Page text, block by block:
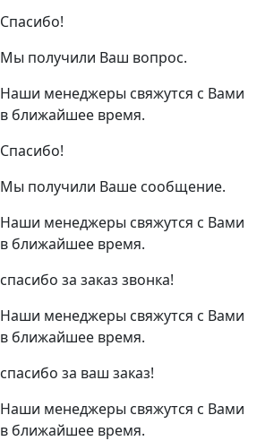
Спасибо!
Мы получили Ваш вопрос.
Наши менеджеры свяжутся с Вами
в ближайшее время.
Спасибо!
Мы получили Ваше сообщение.
Наши менеджеры свяжутся с Вами
в ближайшее время.
спасибо за заказ звонка!
Наши менеджеры свяжутся с Вами
в ближайшее время.
спасибо за ваш заказ!
Наши менеджеры свяжутся с Вами
в ближайшее время.